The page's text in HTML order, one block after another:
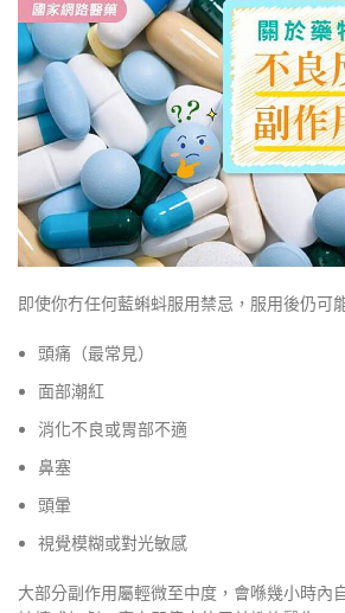
即使你冇任何藍蝌蚪服用禁忌，服用後仍可
頭痛（最常見）
面部潮紅
消化不良或胃部不適
鼻塞
頭暈
視覺模糊或對光敏感
大部分副作用屬輕微至中度，會喺幾小時內